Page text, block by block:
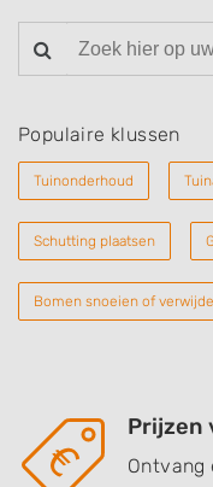
Populaire klussen
Tuinonderhoud
Schutting plaatsen
Bomen snoeien of
Prijzen